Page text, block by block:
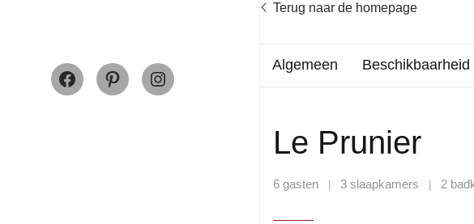
Facebook
PinterestInstagram
Terug naar de homepage
Algemeen Beschikbaarheid
Le Prunier
6 gasten 3 slaapkamers 2